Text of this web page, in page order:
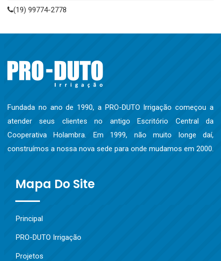
(19) 99774-2778
Fundada no ano de 1990, a PRO-DUTO Irrigação começou a
atender seus clientes no antigo Escritório Central da
Cooperativa Holambra. Em 1999, não muito longe daí,
construímos a nossa nova sede para onde mudamos em 2000.
Mapa Do Site
Principal
PRO-DUTO Irrigação
Projetos